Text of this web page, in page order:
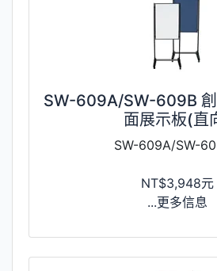
SW-609A/SW-609B
面展示板(直
SW-609A/SW-
NT$3,948元
...更多信息